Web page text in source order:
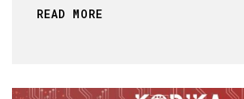
READ MORE